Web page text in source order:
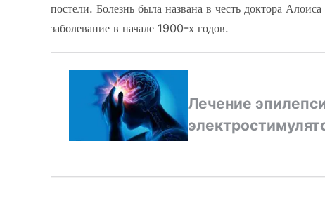
постели. Болезнь была названа в честь доктора
заболевание в начале 1900-х годов.